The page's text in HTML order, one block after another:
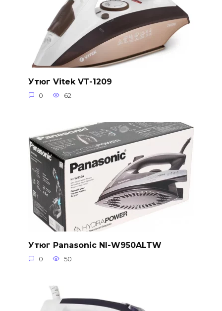
Утюг Vitek VT-1209
0 62
Утюг Panasonic NI-W950ALTW
0 50